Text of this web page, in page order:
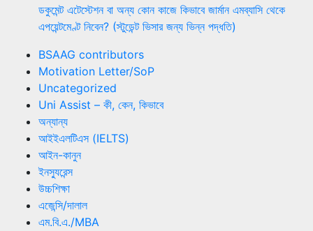
ডকুমেন্ট এটেস্টেশন বা অন্য কোন কাজে কিভাবে জার্মান এমব্যাসি থেকে
এপয়েন্টমেণ্ট নিবেন? (স্টুডেন্ট ভিসার জন্য ভিন্ন পদ্ধতি)
BSAAG contributors
Motivation Letter/SoP
Uncategorized
Uni Assist – কী, কেন, কিভাবে
অন্যান্য
আইইএলটিএস (IELTS)
আইন-কানুন
ইনস্যুরেন্স
উচ্চশিক্ষা
এজেন্সি/দালাল
এম.বি.এ./MBA